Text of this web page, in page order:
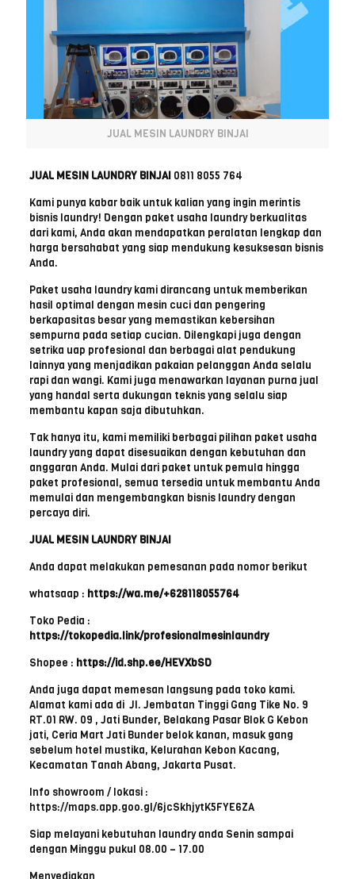
JUAL MESIN LAUNDRY BINJAI
JUAL MESIN LAUNDRY BINJAI 0811 8055 764
Kami punya kabar baik untuk kalian yang ingin merintis
bisnis laundry! Dengan paket usaha laundry berkualitas
dari kami, Anda akan mendapatkan peralatan lengkap dan
harga bersahabat yang siap mendukung kesuksesan bisnis
Anda.
Paket usaha laundry kami dirancang untuk memberikan
hasil optimal dengan mesin cuci dan pengering
berkapasitas besar yang memastikan kebersihan
sempurna pada setiap cucian. Dilengkapi juga dengan
setrika uap profesional dan berbagai alat pendukung
lainnya yang menjadikan pakaian pelanggan Anda selalu
rapi dan wangi. Kami juga menawarkan layanan purna jual
yang handal serta dukungan teknis yang selalu siap
membantu kapan saja dibutuhkan.
Tak hanya itu, kami memiliki berbagai pilihan paket usaha
laundry yang dapat disesuaikan dengan kebutuhan dan
anggaran Anda. Mulai dari paket untuk pemula hingga
paket profesional, semua tersedia untuk membantu Anda
memulai dan mengembangkan bisnis laundry dengan
percaya diri.
JUAL MESIN LAUNDRY BINJAI
Anda dapat melakukan pemesanan pada nomor berikut
whatsaap : https://wa.me/+628118055764
Toko Pedia :
https://tokopedia.link/profesionalmesinlaundry
Shopee : https://id.shp.ee/HEVXbSD
Anda juga dapat memesan langsung pada toko kami.
Alamat kami ada di Jl. Jembatan Tinggi Gang Tike No. 9
RT.01 RW. 09 , Jati Bunder, Belakang Pasar Blok G Kebon
jati, Ceria Mart Jati Bunder belok kanan, masuk gang
sebelum hotel mustika, Kelurahan Kebon Kacang,
Kecamatan Tanah Abang, Jakarta Pusat.
Info showroom / lokasi :
https://maps.app.goo.gl/6jcSkhjytK5FYE6ZA
Siap melayani kebutuhan laundry anda Senin sampai
dengan Minggu pukul 08.00 – 17.00
Menyediakan